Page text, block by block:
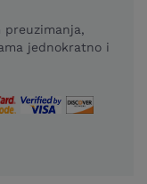
preuzimanja,
jednokratno i